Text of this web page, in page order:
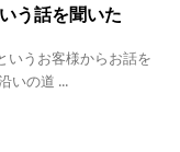
う話を聞いた
いうお客様からお話を
いの道 ...